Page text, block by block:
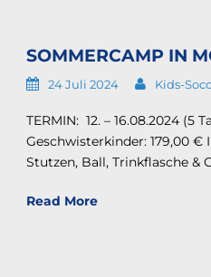
SOMMERCAMP IN
24 Juli 2024 Kids-
TERMIN: 12. – 16.08.2024 (5
Geschwisterkinder: 179,00 €
Stutzen, Ball, Trinkflasche &
Read More